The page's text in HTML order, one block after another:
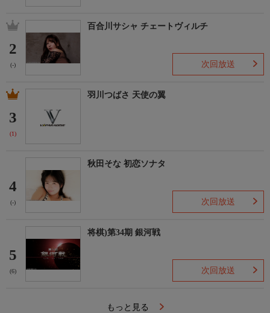
2
(-)
百合川サシャ チェートヴィルチ
次回放送
3
(1)
羽川つばさ 天使の翼
4
(-)
秋田そな 初恋ソナタ
次回放送
5
(6)
将棋)第34期 銀河戦
次回放送
もっと見る